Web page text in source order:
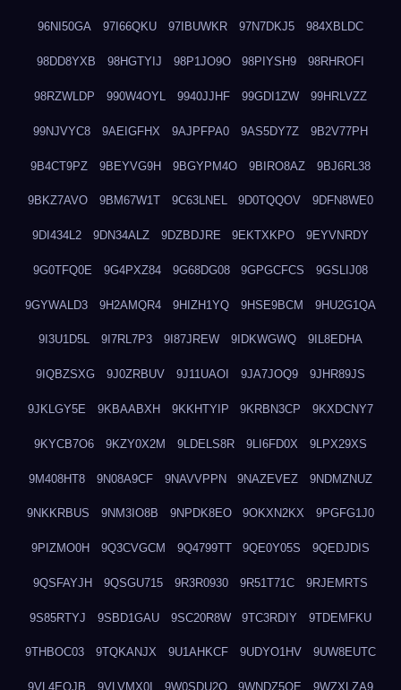
96NI50GA 97I66QKU 97IBUWKR 97N7DKJ5 984XBLDC
98DD8YXB 98HGTYIJ 98P1JO9O 98PIYSH9 98RHROFI
98RZWLDP 990W4OYL 9940JJHF 99GDI1ZW 99HRLVZZ
99NJVYC8 9AEIGFHX 9AJPFPA0 9AS5DY7Z 9B2V77PH
9B4CT9PZ 9BEYVG9H 9BGYPM4O 9BIRO8AZ 9BJ6RL38
9BKZ7AVO 9BM67W1T 9C63LNEL 9D0TQQOV 9DFN8WE0
9DI434L2 9DN34ALZ 9DZBDJRE 9EKTXKPO 9EYVNRDY
9G0TFQ0E 9G4PXZ84 9G68DG08 9GPGCFCS 9GSLIJ08
9GYWALD3 9H2AMQR4 9HIZH1YQ 9HSE9BCM 9HU2G1QA
9I3U1D5L 9I7RL7P3 9I87JREW 9IDKWGWQ 9IL8EDHA
9IQBZSXG 9J0ZRBUV 9J11UAOI 9JA7JOQ9 9JHR89JS
9JKLGY5E 9KBAABXH 9KKHTYIP 9KRBN3CP 9KXDCNY7
9KYCB7O6 9KZY0X2M 9LDELS8R 9LI6FD0X 9LPX29XS
9M408HT8 9N08A9CF 9NAVVPPN 9NAZEVEZ 9NDMZNUZ
9NKKRBUS 9NM3IO8B 9NPDK8EO 9OKXN2KX 9PGFG1J0
9PIZMO0H 9Q3CVGCM 9Q4799TT 9QE0Y05S 9QEDJDIS
9QSFAYJH 9QSGU715 9R3R0930 9R51T71C 9RJEMRTS
9S85RTYJ 9SBD1GAU 9SC20R8W 9TC3RDIY 9TDEMFKU
9THBOC03 9TQKANJX 9U1AHKCF 9UDYO1HV 9UW8EUTC
9VL4EOJB 9VLVMX0I 9W0SDU2O 9WNDZ5OE 9WZXLZA9